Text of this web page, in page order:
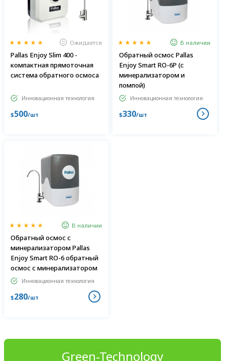
Ожидается
Pallas Enjoy Slim 400 -
компактная прямоточная
система обратного осмоса
Инновационная технология
$500/шт
В наличии
Обратный осмос Pallas
Enjoy Smart RO-6P (с
минерализатором и
помпой)
Инновационная технология
$330/шт
В наличии
Обратный осмос с
минерализатором Pallas
Enjoy Smart RO-6 обратный
осмос с минерализатором
Инновационная технология
$280/шт
Green-Technology